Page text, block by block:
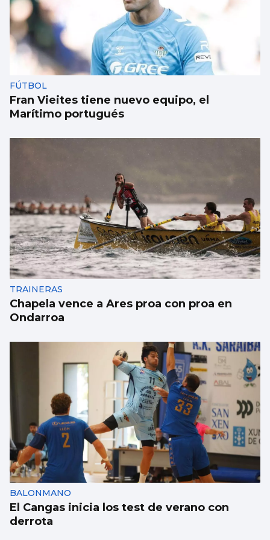
El periodista Jesús Cintora se relaja en Vigo
FÚTBOL
Fran Vieites tiene nuevo equipo, el
Marítimo portugués
TRAINERAS
Chapela vence a Ares proa con proa en
Ondarroa
BALONMANO
El Cangas inicia los test de verano con
derrota